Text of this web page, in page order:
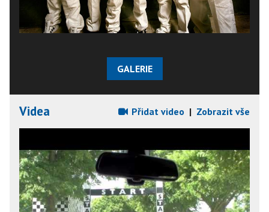
GALERIE
Videa Přidat video | Zobrazit vše